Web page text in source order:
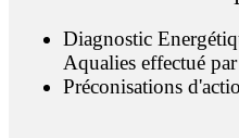
Diagnostic
Aqualies effectué
Préconisations